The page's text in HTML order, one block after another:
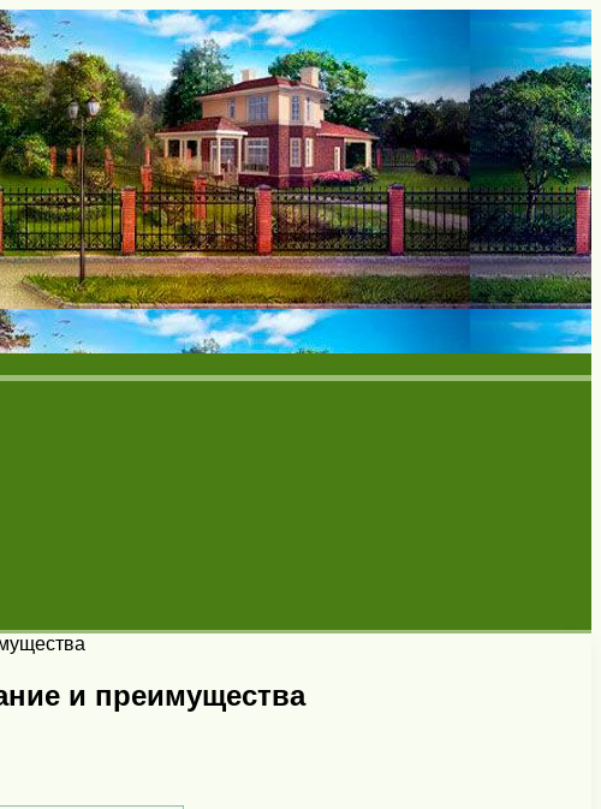
и преимущества